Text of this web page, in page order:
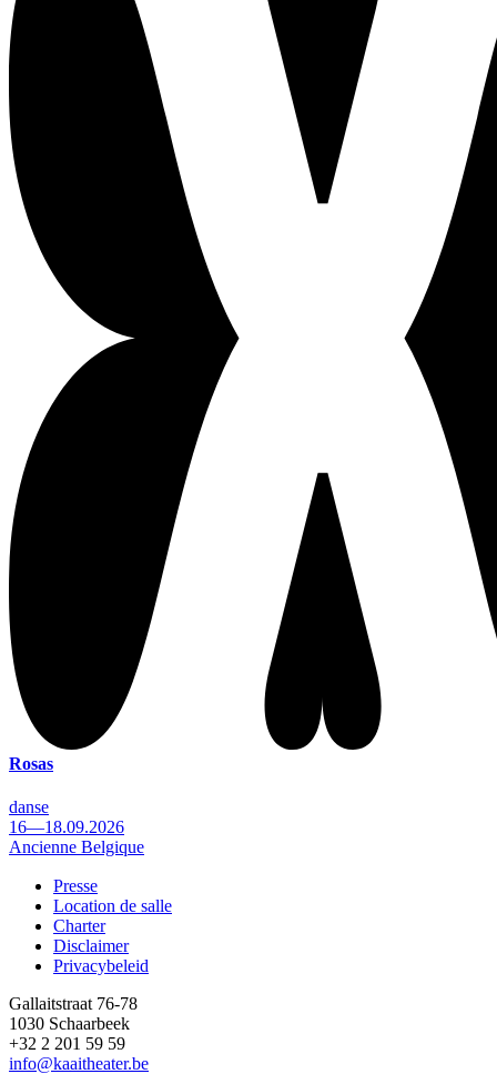
Rosas
danse
16—18.09.2026
Ancienne Belgique
Footer
Presse
Location de salle
Charter
Disclaimer
Privacybeleid
Gallaitstraat 76-78
1030 Schaarbeek
+32 2 201 59 59
info@kaaitheater.be